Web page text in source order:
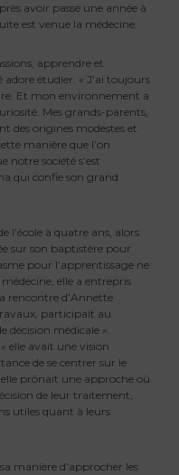
avoir passé une année à
est venue la médecine.
apprendre et
étudier. « J’ai toujours
Et mon environnement a
Mes grands-parents,
des origines modestes et
manière que l’on
notre société s’est
qui confie son grand
l’école à quatre ans, alors
sur son baptistère pour
pour l’apprentissage ne
médecine, elle a entrepris
rencontre d’Annette
participait au
décision médicale ».
elle avait une vision
de se centrer sur le
elle prônait une approche où
de leur traitement,
utiles quant à leurs
manière d’approcher les